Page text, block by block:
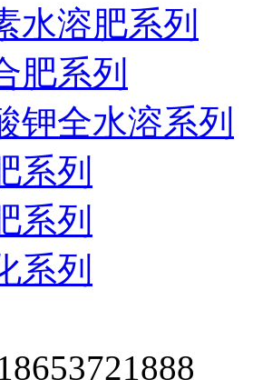
水溶肥系列
肥系列
钾全水溶系列
系列
系列
系列